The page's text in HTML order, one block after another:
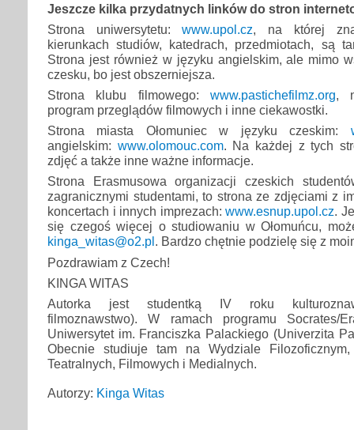
Jeszcze kilka przydatnych linków do stron
Strona uniwersytetu:www.upol.cz, na której
kierunkach studiów, katedrach, przedmiotach, są
Strona jest również w języku angielskim, ale mimo
czesku, bo jest obszerniejsza.
Strona klubu filmowego: www.pastichefilmz.org,
program przeglądów filmowych i inne ciekawostki.
Strona miasta Ołomuniec w języku czeskim:
angielskim: www.olomouc.com. Na każdej z tych
zdjęć a także inne ważne informacje.
Strona Erasmusowa organizacji czeskich
zagranicznymi studentami, to strona ze zdjęciami z
koncertach i innych imprezach:www.esnup.upol.cz.
się czegoś więcej o studiowaniu w Ołomuńcu,
kinga_witas@o2.pl . Bardzo chętnie podzielę się z
Pozdrawiam z Czech!
KINGA WITAS
Autorka jest studentką IV roku
filmoznawstwo). W ramach programu Socrates/
Uniwersytet im. Franciszka Palackiego (Univerzita
Obecnie studiuje tam na Wydziale
Teatralnych, Filmowych i Medialnych.
Autorzy: Kinga Witas